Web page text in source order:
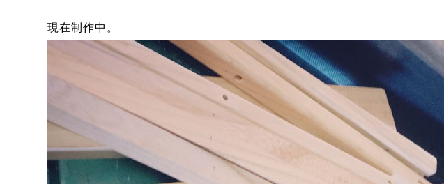
現在制作中。